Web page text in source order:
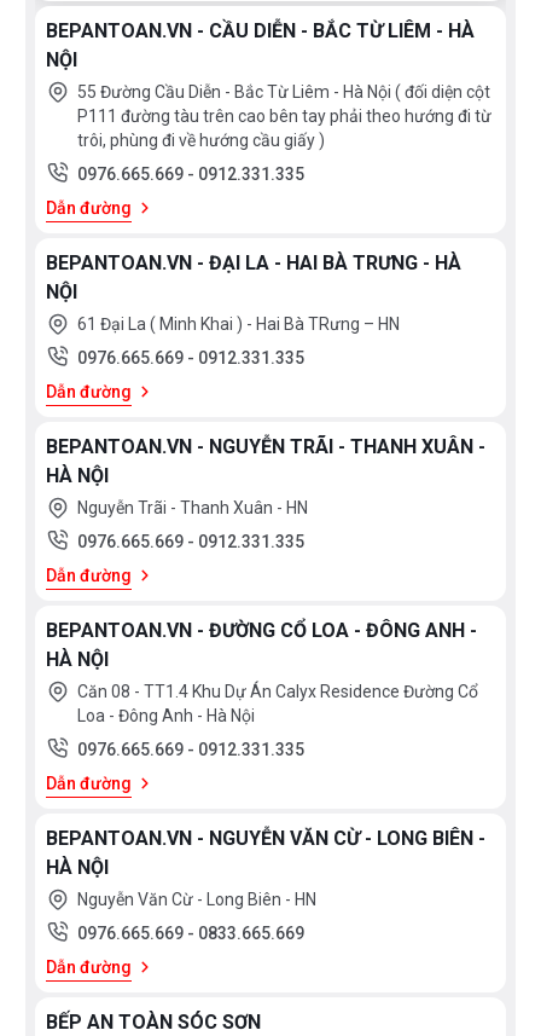
BEPANTOAN.VN - CẦU DIỄN - BẮC TỪ LIÊM - HÀ
NỘI
55 Đường Cầu Diễn - Bắc Từ Liêm - Hà Nội ( đối diện cột
P111 đường tàu trên cao bên tay phải theo hướng đi từ
trôi, phùng đi về hướng cầu giấy )
0976.665.669 - 0912.331.335
Dẫn đường
BEPANTOAN.VN - ĐẠI LA - HAI BÀ TRƯNG - HÀ
NỘI
61 Đại La ( Minh Khai ) - Hai Bà TRưng – HN
0976.665.669 - 0912.331.335
Dẫn đường
BEPANTOAN.VN - NGUYỄN TRÃI - THANH XUÂN -
HÀ NỘI
Nguyễn Trãi - Thanh Xuân - HN
0976.665.669 - 0912.331.335
Dẫn đường
BEPANTOAN.VN - ĐƯỜNG CỔ LOA - ĐÔNG ANH -
HÀ NỘI
Căn 08 - TT1.4 Khu Dự Án Calyx Residence Đường Cổ
Loa - Đông Anh - Hà Nội
0976.665.669 - 0912.331.335
Dẫn đường
BEPANTOAN.VN - NGUYỄN VĂN CỪ - LONG BIÊN -
HÀ NỘI
Nguyễn Văn Cừ - Long Biên - HN
0976.665.669 - 0833.665.669
Dẫn đường
BẾP AN TOÀN SÓC SƠN